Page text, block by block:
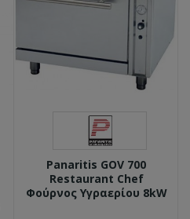
Panaritis GOV 700
Restaurant Chef
Φούρνος Υγραερίου 8kW